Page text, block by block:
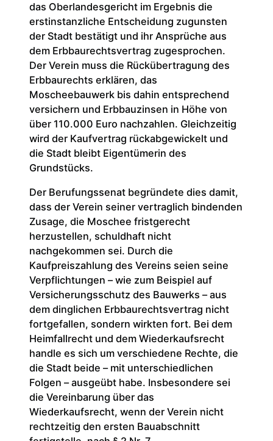
das Oberlandesgericht im Ergebnis die
erstinstanzliche Entscheidung zugunsten
der Stadt bestätigt und ihr Ansprüche aus
dem Erbbaurechtsvertrag zugesprochen.
Der Verein muss die Rückübertragung des
Erbbaurechts erklären, das
Moscheebauwerk bis dahin entsprechend
versichern und Erbbauzinsen in Höhe von
über 110.000 Euro nachzahlen. Gleichzeitig
wird der Kaufvertrag rückabgewickelt und
die Stadt bleibt Eigentümerin des
Grundstücks.
Der Berufungssenat begründete dies damit,
dass der Verein seiner vertraglich bindenden
Zusage, die Moschee fristgerecht
herzustellen, schuldhaft nicht
nachgekommen sei. Durch die
Kaufpreiszahlung des Vereins seien seine
Verpflichtungen – wie zum Beispiel auf
Versicherungsschutz des Bauwerks – aus
dem dinglichen Erbbaurechtsvertrag nicht
fortgefallen, sondern wirkten fort. Bei dem
Heimfallrecht und dem Wiederkaufsrecht
handle es sich um verschiedene Rechte, die
die Stadt beide – mit unterschiedlichen
Folgen – ausgeübt habe. Insbesondere sei
die Vereinbarung über das
Wiederkaufsrecht, wenn der Verein nicht
rechtzeitig den ersten Bauabschnitt